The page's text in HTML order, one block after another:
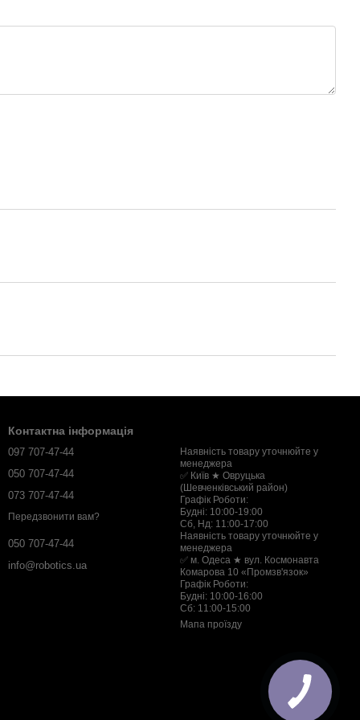
Контактна інформація
097 707-47-44
050 707-47-44
073 707-47-44
Передзвонити вам?
050 707-47-44
info@robotics.ua
Наявність товару уточнюйте у
менеджера
✅ Київ ★ Овруцька
(Шевченківський район)
Графік Роботи:
Будні: 10:00-19:00
Сб, Нд: 11:00-17:00
Наявність товару уточнюйте у
менеджера
✅ м. Одеса ★ вул. Космонавта
Комарова 10 «Промзв'язок»
Графік Роботи:
Будні: 10:00-16:00
Сб: 11:00-15:00
Мапа проїзду